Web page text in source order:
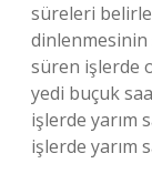
süreleri
dinlenmesinin
süren işlerde
yedi buçuk
işlerde yarım
işlerde yarım